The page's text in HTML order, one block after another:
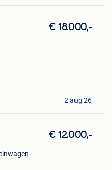
€ 18.000,-
2 aug 26
€ 12.000,-